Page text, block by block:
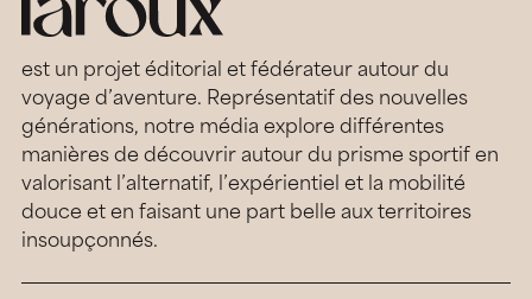
est un projet éditorial et fédérateur autour du
voyage d’aventure. Représentatif des nouvelles
générations, notre média explore différentes
manières de découvrir autour du prisme sportif en
valorisant l’alternatif, l’expérientiel et la mobilité
douce et en faisant une part belle aux territoires
insoupçonnés.